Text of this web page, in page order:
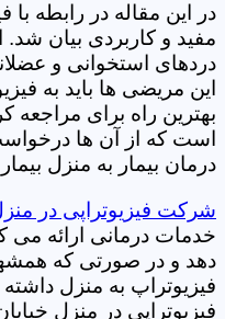
در این مقاله در رابطه با
مفید و کاربردی بیان شد.
دردهای استخوانی و
این مریضی ها باید به
بهترین راه برای
است که از آن ها
درمان بیمار به منزل بیمار
شرکت فیزیوتراپی در
خدمات درمانی ارائه می
دهد و در صورتی که
فیزیوتراپ به منزل
فیزیوتراپی در منزل